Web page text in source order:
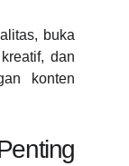
buka
dan
konten